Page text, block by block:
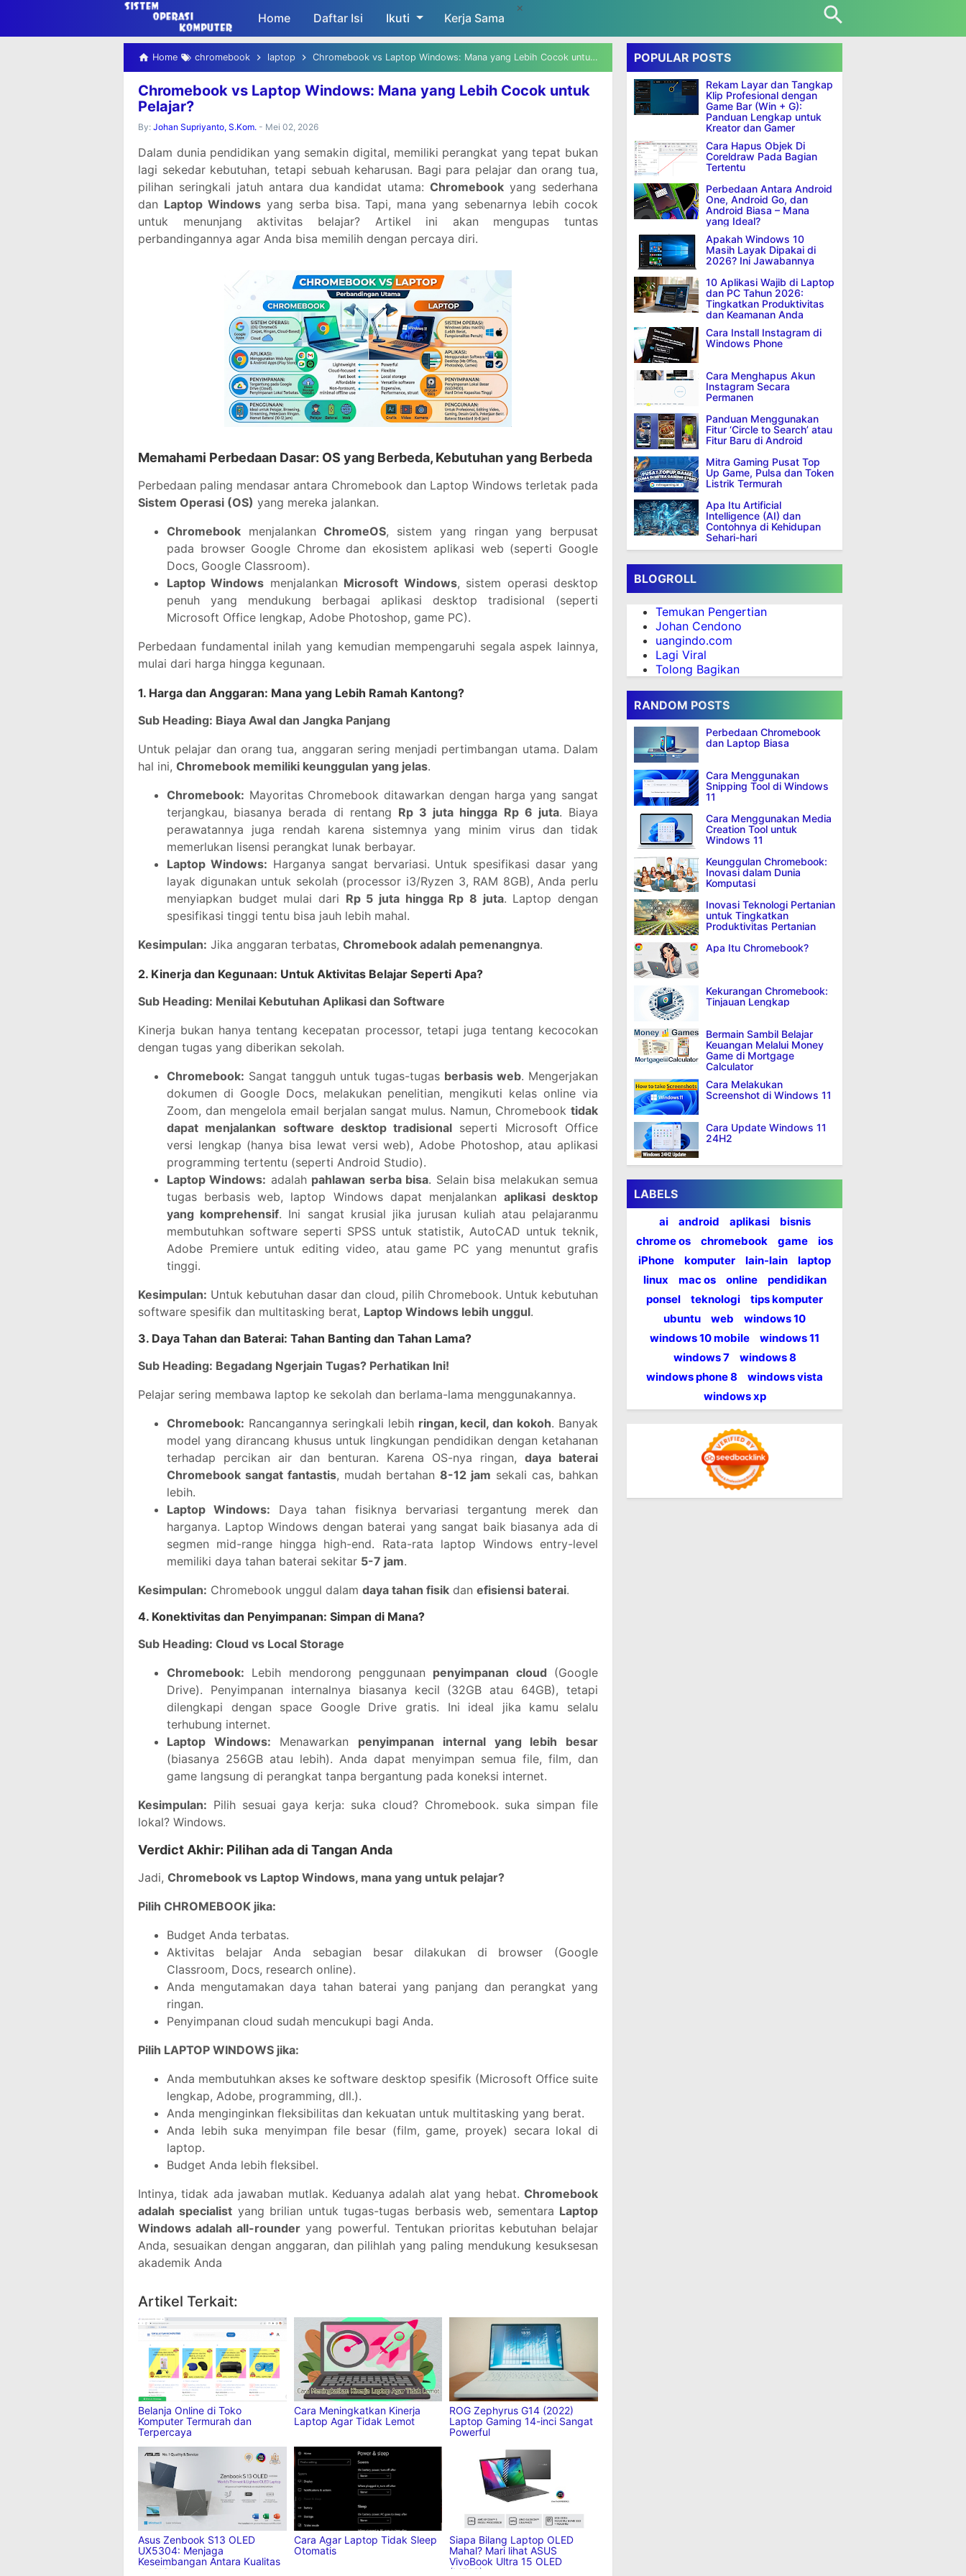
Skip to main content
Home Daftar Isi Ikuti Kerja Sama
×
Home chromebook laptop Chromebook vs Laptop Windows: Mana yang Lebih Cocok untuk Pelajar?
Chromebook vs Laptop Windows: Mana yang Lebih Cocok untuk
Pelajar?
By: Johan Supriyanto, S.Kom. - Mei 02, 2026
Dalam dunia pendidikan yang semakin digital, memiliki perangkat yang tepat bukan
lagi sekedar kebutuhan, tetapi sebuah keharusan. Bagi para pelajar dan orang tua,
pilihan seringkali jatuh antara dua kandidat utama:Chromebook yang sederhana
dan Laptop Windowsyang serba bisa. Tapi, mana yang sebenarnya lebih cocok
untuk menunjang aktivitas belajar? Artikel ini akan mengupas tuntas
perbandingannya agar Anda bisa memilih dengan percaya diri.
Memahami Perbedaan Dasar: OS yang Berbeda, Kebutuhan yang Berbeda
Perbedaan paling mendasar antara Chromebook dan Laptop Windows terletak pada
Sistem Operasi (OS) yang mereka jalankan.
Chromebook menjalankanChromeOS, sistem yang ringan yang berpusat
pada browser Google Chrome dan ekosistem aplikasi web (seperti Google
Docs, Google Classroom).
Laptop Windows menjalankan Microsoft Windows, sistem operasi desktop
penuh yang mendukung berbagai aplikasi desktop tradisional (seperti
Microsoft Office lengkap, Adobe Photoshop, game PC).
Perbedaan fundamental inilah yang kemudian mempengaruhi segala aspek lainnya,
mulai dari harga hingga kegunaan.
1. Harga dan Anggaran: Mana yang Lebih Ramah Kantong?
Sub Heading: Biaya Awal dan Jangka Panjang
Untuk pelajar dan orang tua, anggaran sering menjadi pertimbangan utama. Dalam
hal ini, Chromebook memiliki keunggulan yang jelas.
Chromebook: Mayoritas Chromebook ditawarkan dengan harga yang sangat
terjangkau, biasanya berada di rentang Rp 3 juta hingga Rp 6 juta. Biaya
perawatannya juga rendah karena sistemnya yang minim virus dan tidak
memerlukan lisensi perangkat lunak berbayar.
Laptop Windows: Harganya sangat bervariasi. Untuk spesifikasi dasar yang
layak digunakan untuk sekolah (processor i3/Ryzen 3, RAM 8GB), Anda perlu
menyiapkan budget mulai dari Rp 5 juta hingga Rp 8 juta. Laptop dengan
spesifikasi tinggi tentu bisa jauh lebih mahal.
Kesimpulan: Jika anggaran terbatas, Chromebook adalah pemenangnya.
2. Kinerja dan Kegunaan: Untuk Aktivitas Belajar Seperti Apa?
Sub Heading: Menilai Kebutuhan Aplikasi dan Software
Kinerja bukan hanya tentang kecepatan processor, tetapi juga tentang kecocokan
dengan tugas yang diberikan sekolah.
Chromebook: Sangat tangguh untuk tugas-tugas berbasis web. Mengerjakan
dokumen di Google Docs, melakukan penelitian, mengikuti kelas online via
Zoom, dan mengelola email berjalan sangat mulus. Namun, Chromebook tidak
dapat menjalankan software desktop tradisional seperti Microsoft Office
versi lengkap (hanya bisa lewat versi web), Adobe Photoshop, atau aplikasi
programming tertentu (seperti Android Studio).
Laptop Windows: adalah pahlawan serba bisa. Selain bisa melakukan semua
tugas berbasis web, laptop Windows dapat menjalankan aplikasi desktop
yang komprehensif. Ini sangat krusial jika jurusan kuliah atau pelajaranmu
membutuhkan software seperti SPSS untuk statistik, AutoCAD untuk teknik,
Adobe Premiere untuk editing video, atau game PC yang menuntut grafis
tinggi.
Kesimpulan: Untuk kebutuhan dasar dan cloud, pilih Chromebook. Untuk kebutuhan
software spesifik dan multitasking berat, Laptop Windows lebih unggul.
3. Daya Tahan dan Baterai: Tahan Banting dan Tahan Lama?
Sub Heading: Begadang Ngerjain Tugas? Perhatikan Ini!
Pelajar sering membawa laptop ke sekolah dan berlama-lama menggunakannya.
Chromebook: Rancangannya seringkali lebih ringan, kecil, dan kokoh. Banyak
model yang dirancang khusus untuk lingkungan pendidikan dengan ketahanan
terhadap percikan air dan benturan. Karena OS-nya ringan, daya baterai
Chromebook sangat fantastis, mudah bertahan 8-12 jam sekali cas, bahkan
lebih.
Laptop Windows: Daya tahan fisiknya bervariasi tergantung merek dan
harganya. Laptop Windows dengan baterai yang sangat baik biasanya ada di
segmen mid-range hingga high-end. Rata-rata laptop Windows entry-level
memiliki daya tahan baterai sekitar 5-7 jam.
Kesimpulan: Chromebook unggul dalam daya tahan fisik dan efisiensi baterai.
4. Konektivitas dan Penyimpanan: Simpan di Mana?
Sub Heading: Cloud vs Local Storage
Chromebook: Lebih mendorong penggunaan penyimpanan cloud (Google
Drive). Penyimpanan internalnya biasanya kecil (32GB atau 64GB), tetapi
dilengkapi dengan space Google Drive gratis. Ini ideal jika kamu selalu
terhubung internet.
Laptop Windows: Menawarkan penyimpanan internal yang lebih besar
(biasanya 256GB atau lebih). Anda dapat menyimpan semua file, film, dan
game langsung di perangkat tanpa bergantung pada koneksi internet.
Kesimpulan: Pilih sesuai gaya kerja: suka cloud? Chromebook. suka simpan file
lokal? Windows.
Verdict Akhir: Pilihan ada di Tangan Anda
Jadi, Chromebook vs Laptop Windows, mana yang untuk pelajar?
Pilih CHROMEBOOK jika:
Budget Anda terbatas.
Aktivitas belajar Anda sebagian besar dilakukan di browser (Google
Classroom, Docs, research online).
Anda mengutamakan daya tahan baterai yang panjang dan perangkat yang
ringan.
Penyimpanan cloud sudah mencukupi bagi Anda.
Pilih LAPTOP WINDOWS jika:
Anda membutuhkan akses ke software desktop spesifik (Microsoft Office suite
lengkap, Adobe, programming, dll.).
Anda menginginkan fleksibilitas dan kekuatan untuk multitasking yang berat.
Anda lebih suka menyimpan file besar (film, game, proyek) secara lokal di
laptop.
Budget Anda lebih fleksibel.
Intinya, tidak ada jawaban mutlak. Keduanya adalah alat yang hebat. Chromebook
adalah specialist yang brilian untuk tugas-tugas berbasis web, sementara Laptop
Windows adalah all-rounder yang powerful. Tentukan prioritas kebutuhan belajar
Anda, sesuaikan dengan anggaran, dan pilihlah yang paling mendukung kesuksesan
akademik Anda
Jika suka dengan artikel ini,
Facebook Twitter Pinterest More
Artikel Terkait:
Belanja Online di Toko
Komputer Termurah dan
Terpercaya
Cara Meningkatkan Kinerja
Laptop Agar Tidak Lemot
ROG Zephyrus G14 (2022)
Laptop Gaming 14-inci Sangat
POPULAR POSTS
Rekam Layar dan Tangkap
Klip Profesional dengan
Game Bar (Win + G):
Panduan Lengkap untuk
Kreator dan Gamer
Cara Hapus Objek Di
Coreldraw Pada Bagian
Tertentu
Perbedaan Antara Android
One, Android Go, dan
Android Biasa – Mana
yang Ideal?
Apakah Windows 10
Masih Layak Dipakai di
2026? Ini Jawabannya
10 Aplikasi Wajib di Laptop
dan PC Tahun 2026:
Tingkatkan Produktivitas
dan Keamanan Anda
Cara Install Instagram di
Windows Phone
Cara Menghapus Akun
Instagram Secara
Permanen
Panduan Menggunakan
Fitur ‘Circle to Search’ atau
Fitur Baru di Android
Mitra Gaming Pusat Top
Up Game, Pulsa dan Token
Listrik Termurah
Apa Itu Artificial
Intelligence (AI) dan
Contohnya di Kehidupan
Sehari-hari
BLOGROLL
Temukan Pengertian
Johan Cendono
uangindo.com
Lagi Viral
Tolong Bagikan
RANDOM POSTS
Perbedaan Chromebook
dan Laptop Biasa
Cara Menggunakan
Snipping Tool di Windows
11
Cara Menggunakan Media
Creation Tool untuk
Windows 11
Keunggulan Chromebook:
Inovasi dalam Dunia
Komputasi
Inovasi Teknologi Pertanian
untuk Tingkatkan
Produktivitas Pertanian
Apa Itu Chromebook?
Kekurangan Chromebook:
Tinjauan Lengkap
Bermain Sambil Belajar
Keuangan Melalui Money
Game di Mortgage
Calculator
Cara Melakukan
Screenshot di Windows 11
Cara Update Windows 11
24H2
LABELS
ai android aplikasi
bisnis
chrome os
chromebook game
ios
iPhone
komputer lain-lain
laptop
linux
mac os online
pendidikan
ponsel
teknologi
tips komputer
ubuntu
web
windows 10
windows 10 mobile
windows 11
windows 7
windows 8
windows phone 8
windows vista
windows xp